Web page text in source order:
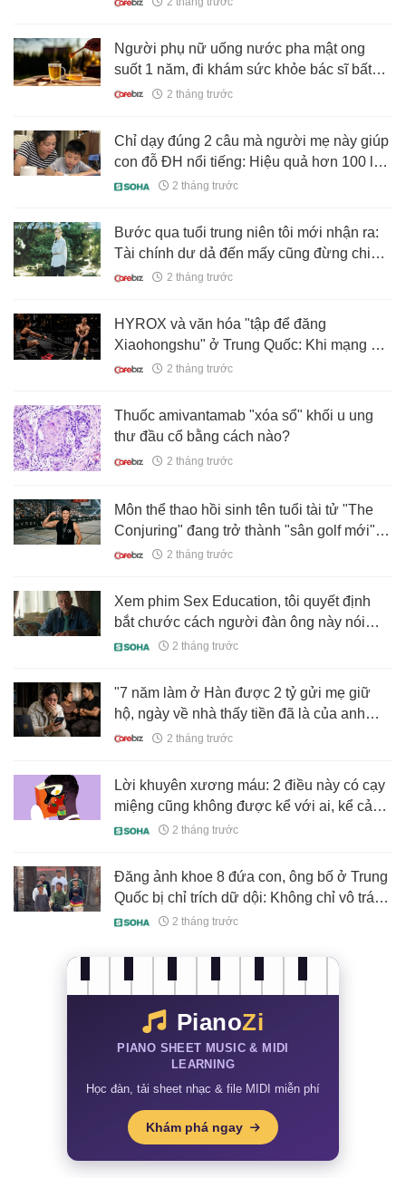
Người phụ nữ uống nước pha mật ong
suốt 1 năm, đi khám sức khỏe bác sĩ bất
ngờ hỏi: "Chị đã làm gì vậy?"
2 tháng trước
Chỉ dạy đúng 2 câu mà người mẹ này giúp
con đỗ ĐH nổi tiếng: Hiệu quả hơn 100 lời
khen, giúp trẻ vững vàng cả đời!
2 tháng trước
Bước qua tuổi trung niên tôi mới nhận ra:
Tài chính dư dả đến mấy cũng đừng chi
nhiều tiền cho 5 việc này
2 tháng trước
HYROX và văn hóa "tập để đăng
Xiaohongshu" ở Trung Quốc: Khi mạng xã
hội trở thành động lực thể thao thật sự
2 tháng trước
Thuốc amivantamab "xóa sổ" khối u ung
thư đầu cổ bằng cách nào?
2 tháng trước
Môn thể thao hồi sinh tên tuổi tài tử "The
Conjuring" đang trở thành "sân golf mới"
của đàn ông trưởng thành
2 tháng trước
Xem phim Sex Education, tôi quyết định
bắt chước cách người đàn ông này nói
chuyện: Kết quả là con trai tôi đã thay đổi
2 tháng trước
"7 năm làm ở Hàn được 2 tỷ gửi mẹ giữ
hộ, ngày về nhà thấy tiền đã là của anh
trai, TÔI CÓ NÊN KIỆN MẸ KHÔNG?"
2 tháng trước
Lời khuyên xương máu: 2 điều này có cạy
miệng cũng không được kể với ai, kể cả
cha mẹ hay con cái ruột thịt
2 tháng trước
Đăng ảnh khoe 8 đứa con, ông bố ở Trung
Quốc bị chỉ trích dữ dội: Không chỉ vô trách
nhiệm mà còn vô cùng tàn nhẫn
2 tháng trước
PianoZi
PIANO SHEET MUSIC & MIDI
LEARNING
Học đàn, tải sheet nhạc & file MIDI miễn phí
Khám phá ngay